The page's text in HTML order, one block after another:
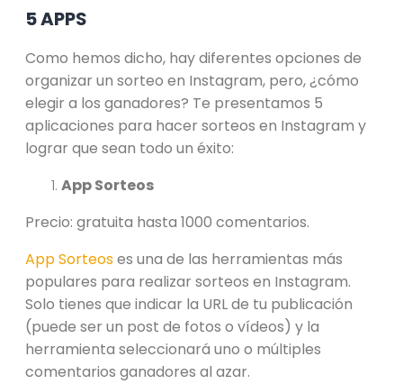
5 APPS
Como hemos dicho, hay diferentes opciones de
organizar un sorteo en Instagram, pero, ¿cómo
elegir a los ganadores? Te presentamos 5
aplicaciones para hacer sorteos en Instagram y
lograr que sean todo un éxito:
App Sorteos
Precio: gratuita hasta 1000 comentarios.
App Sorteoses una de las herramientas más
populares para realizar sorteos en Instagram.
Solo tienes que indicar la URL de tu publicación
(puede ser un post de fotos o vídeos) y la
herramienta seleccionará uno o múltiples
comentarios ganadores al azar.